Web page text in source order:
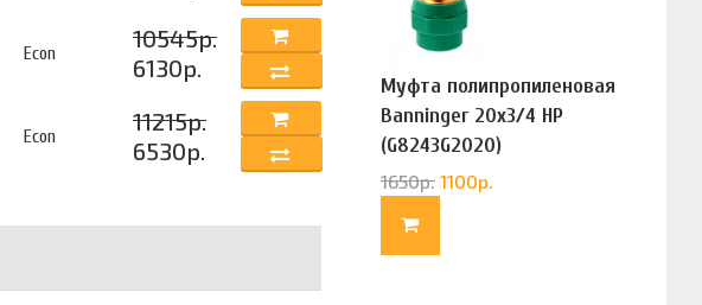
Econ
10545р.
6130р.
Econ
11215р.
6530р.
Муфта полипропиленовая
Banninger 20х3/4 НР
(G8243G2020)
1650р. 1100р.